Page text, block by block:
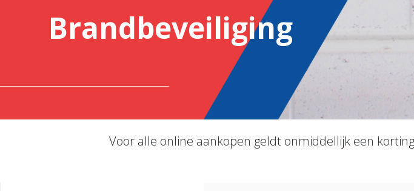
Brandbeveiliging
Voor alle online aankopen geldt onmiddellijk een